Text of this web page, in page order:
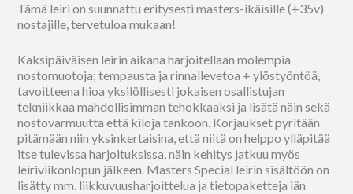
Tämä leiri on suunnattu eritysesti masters-ikäisille (+35v)
nostajille, tervetuloa mukaan!
Kaksipäiväisen leirin aikana harjoitellaan molempia
nostomuotoja; tempausta ja rinnallevetoa + ylöstyöntöä,
tavoitteena hioa yksilöllisesti jokaisen osallistujan
tekniikkaa mahdollisimman tehokkaaksi ja lisätä näin sekä
nostovarmuutta että kiloja tankoon. Korjaukset pyritään
pitämään niin yksinkertaisina, että niitä on helppo ylläpitää
itse tulevissa harjoituksissa, näin kehitys jatkuu myös
leiriviikonlopun jälkeen. Masters Special leirin sisältöön on
lisätty mm. liikkuvuusharjoittelua ja tietopaketteja iän